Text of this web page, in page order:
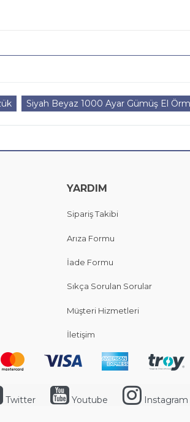
Siyah Beyaz 1000 Ayar Gümüş El
YARDIM
Sipariş Takibi
Arıza Formu
İade Formu
Sıkça Sorulan Sorular
Müşteri Hizmetleri
İletişim
Twitter Youtube Instagram